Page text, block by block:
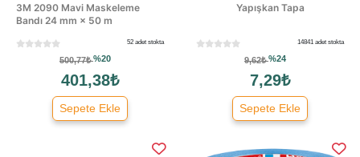
3M 2090 Mavi Maskeleme
Bandı 24 mm × 50 m
52 adet stokta
500,77₺%20
401,38₺
Sepete Ekle
Yapışkan Tapa
14841 adet stokta
9,62₺%24
7,29₺
Sepete Ekle